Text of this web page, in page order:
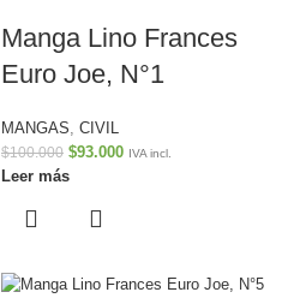
Manga Lino Frances
Euro Joe, N°1
MANGAS CIVIL
$100.000 $93.000 IVA incl.
Leer más